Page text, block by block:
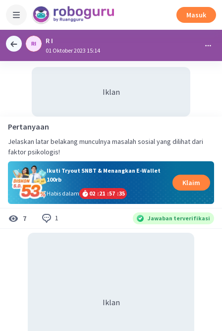
Masuk
R I
01 Oktober 2023 15:14
Iklan
Pertanyaan
Jelaskan latar belakang munculnya masalah sosial yang dilihat dari
faktor psikologis!
Ikuti Tryout SNBT & Menangkan E-Wallet
100rb
Habis dalam
02 :21 :57 :34
Klaim
7 1 Jawaban terverifikasi
Iklan